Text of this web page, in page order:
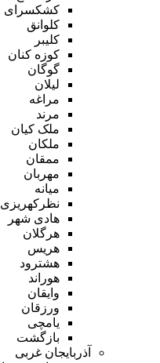
کشکسرای
کلوانق
کلیبر
کوزه کنان
گوگان
لیلان
مراغه
مرند
ملک کیان
ملکان
ممقان
مهربان
میانه
نظرکهریزی
هادی شهر
هرگلان
هریس
هشترود
هوراند
وایقان
ورزقان
یامچی
بازگشت
آذربایجان غربی